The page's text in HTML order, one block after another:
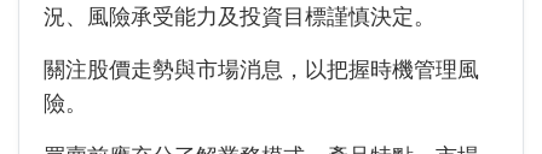
況、風險承受能力及投資目標謹慎決定。
關注股價走勢與市場消息，以把握時機管理風
險。